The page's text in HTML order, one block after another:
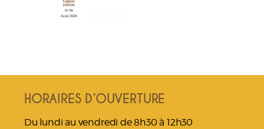
HORAIRES D’OUVERTURE
Du lundi au vendredi de 8h30 à 12h30